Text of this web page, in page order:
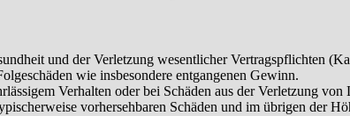
und der Verletzung wesentlicher Vertragspflichten
wie insbesondere entgangenen Gewinn.
Verhalten oder bei Schäden aus der Verletzung
vorhersehbaren Schäden und im übrigen der